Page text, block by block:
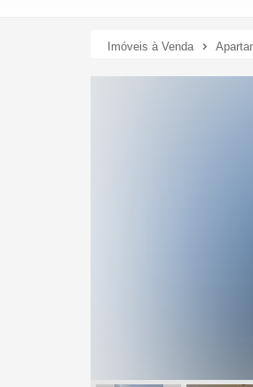
Imóveis à Venda